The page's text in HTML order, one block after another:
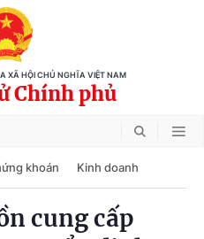
XÃ HỘI CHỦ NGHĨA VIỆT NAM
Chính phủ
khoán Kinh doanh
cung cấp